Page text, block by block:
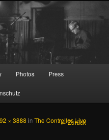
Photos Press
Bilder-
← Zurück
× 3888 inThe Contrelles Live